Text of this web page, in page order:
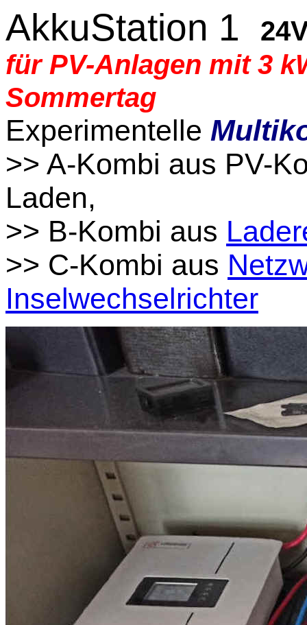
AkkuStation 1
für PV-Anlagen mit 3
Sommertag
Experimentelle
>> A-Kombi aus PV-
Laden,
>> B-Kombi aus
>> C-Kombi aus
Inselwechselrichter